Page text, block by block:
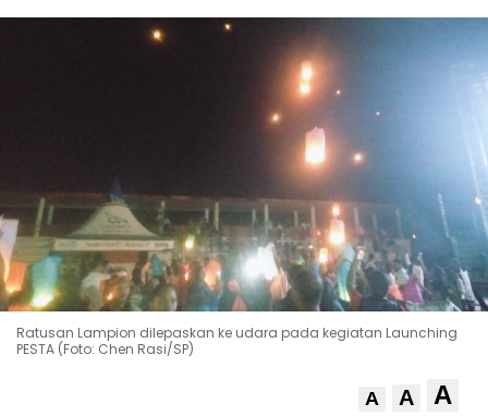
Ratusan Lampion dilepaskan ke udara pada kegiatan Launching
PESTA (Foto: Chen Rasi/SP)
A A A